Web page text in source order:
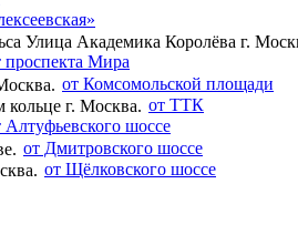
проспекта Мира
от Комсомольской площади
от ТТК
Алтуфьевского шоссе
от Дмитровского шоссе
от Щёлковского шоссе